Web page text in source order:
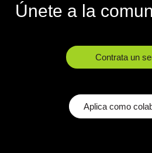
Únete a la
Contrata un
Aplica como